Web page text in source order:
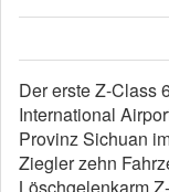
Der erste Z-Class
International
Provinz Sichuan
Ziegler zehn